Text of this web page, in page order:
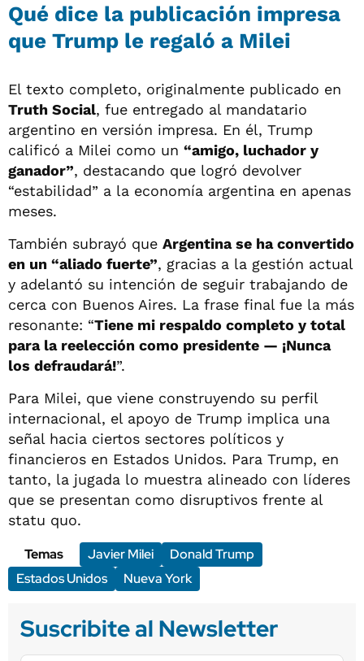
Qué dice la publicación impresa
que Trump le regaló a Milei
El texto completo, originalmente publicado en
Truth Social, fue entregado al mandatario
argentino en versión impresa. En él, Trump
calificó a Milei como un “amigo, luchador y
ganador”, destacando que logró devolver
“estabilidad” a la economía argentina en apenas
meses.
También subrayó que Argentina se ha convertido
en un “aliado fuerte”, gracias a la gestión actual
y adelantó su intención de seguir trabajando de
cerca con Buenos Aires. La frase final fue la más
resonante: “Tiene mi respaldo completo y total
para la reelección como presidente — ¡Nunca
los defraudará!”.
Para Milei, que viene construyendo su perfil
internacional, el apoyo de Trump implica una
señal hacia ciertos sectores políticos y
financieros en Estados Unidos. Para Trump, en
tanto, la jugada lo muestra alineado con líderes
que se presentan como disruptivos frente al
statu quo.
Temas
Javier Milei
Donald Trump
Estados Unidos
Nueva York
Suscribite al Newsletter